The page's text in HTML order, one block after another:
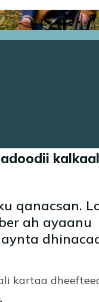
qanacsan.
ah ayaanu
kartaa